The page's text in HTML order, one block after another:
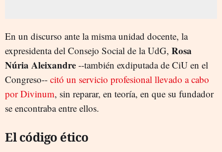
En un discurso ante la misma unidad docente, la
expresidenta del Consejo Social de la UdG, Rosa
Núria Aleixandre --también exdiputada de CiU en el
Congreso-- citó un servicio profesional llevado a cabo
por Divinum, sin reparar, en teoría, en que su fundador
se encontraba entre ellos.
El código ético